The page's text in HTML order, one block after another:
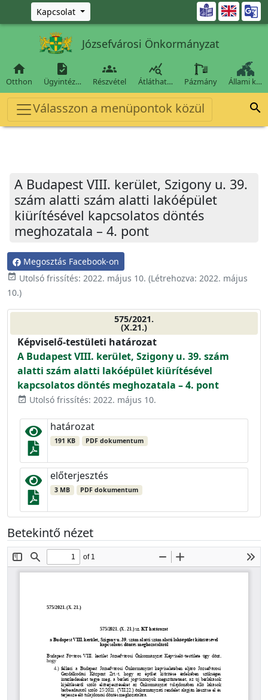
Ugrás a fő tartalomra
Kapcsolat 
Józsefvárosi Önkormányzat

Otthon

Ügyintéz…

Részvétel

Átláthat… Pázmány Állami k…
Válasszon a menüpontok közül 
A Budapest VIII. kerület, Szigony u. 39.
szám alatti szám alatti lakóépület
kiürítésével kapcsolatos döntés
meghozatala – 4. pont
Megosztás Facebook-on
event_available Utolsó frissítés: 2022. május 10. (Létrehozva: 2022. május
10.)
575/2021.
(X.21.)
Képviselő-testületi határozat
A Budapest VIII. kerület, Szigony u. 39. szám
alatti szám alatti lakóépület kiürítésével
kapcsolatos döntés meghozatala – 4. pont
event_available Utolsó frissítés: 2022. május 10.
határozat
191 KB PDF dokumentum
előterjesztés
3 MB PDF dokumentum
Betekintő nézet